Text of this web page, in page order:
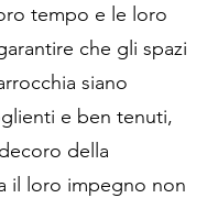
tempo e le loro
che gli spazi
siano
e ben tenuti,
della
il loro impegno non